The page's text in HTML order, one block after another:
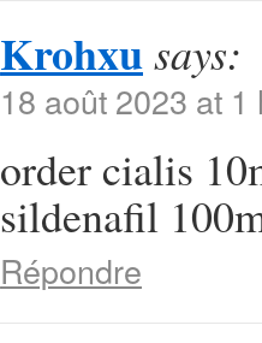
Krohxusays:
18 août 2023 at 1
order cialis
sildenafil
Répondre